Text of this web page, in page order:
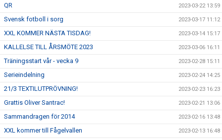
QR 2023-03-22 13:59
Svensk fotboll i sorg 2023-03-17 11:12
XXL KOMMER NÄSTA TISDAG! 2023-03-14 15:17
KALLELSE TILL ÅRSMÖTE 2023 2023-03-06 16:11
Träningsstart vår - vecka 9 2023-02-28 15:11
Serieindelning 2023-02-24 14:25
21/3 TEXTILUTPRÖVNING! 2023-02-23 16:23
Grattis Oliver Santrac! 2023-02-21 13:06
Sammandragen för 2014 2023-02-16 13:48
XXL kommer till Fågelvallen 2023-02-13 16:48